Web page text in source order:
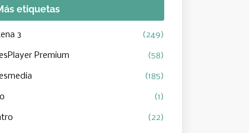
etiquetas
3 (249)
Premium (58)
(185)
(1)
(22)